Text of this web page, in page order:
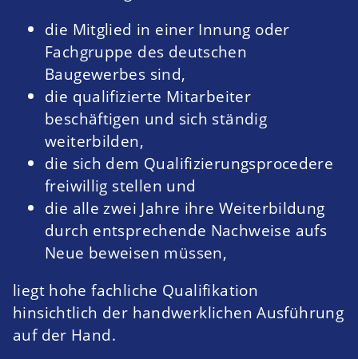
die Mitglied in einer Innung oder
Fachgruppe des deutschen
Baugewerbes sind,
die qualifizierte Mitarbeiter
beschäftigen und sich ständig
weiterbilden,
die sich dem Qualifizierungsprocedere
freiwillig stellen und
die alle zwei Jahre ihre Weiterbildung
durch entsprechende Nachweise aufs
Neue beweisen müssen,
liegt hohe fachliche Qualifikation
hinsichtlich der handwerklichen Ausführung
auf der Hand.